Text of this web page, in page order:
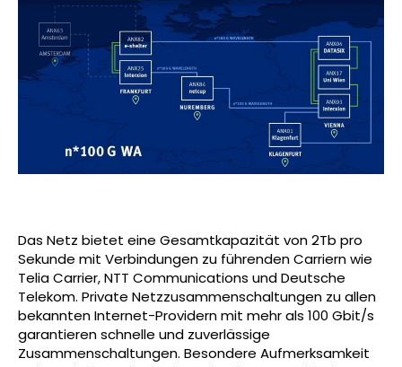
Das Netz bietet eine Gesamtkapazität von 2Tb pro
Sekunde mit Verbindungen zu führenden Carriern wie
Telia Carrier, NTT Communications und Deutsche
Telekom. Private Netzzusammenschaltungen zu allen
bekannten Internet-Providern mit mehr als 100 Gbit/s
garantieren schnelle und zuverlässige
Zusammenschaltungen. Besondere Aufmerksamkeit